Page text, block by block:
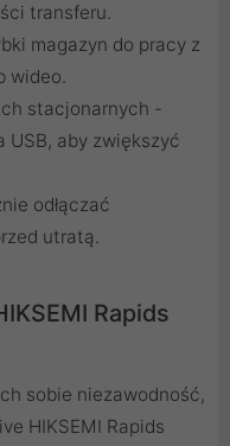
transferu.
magazyn do pracy z
wideo.
stacjonarnych -
USB, aby zwiększyć
odłączać
utratą.
Rapids
sobie niezawodność,
HIKSEMI Rapids